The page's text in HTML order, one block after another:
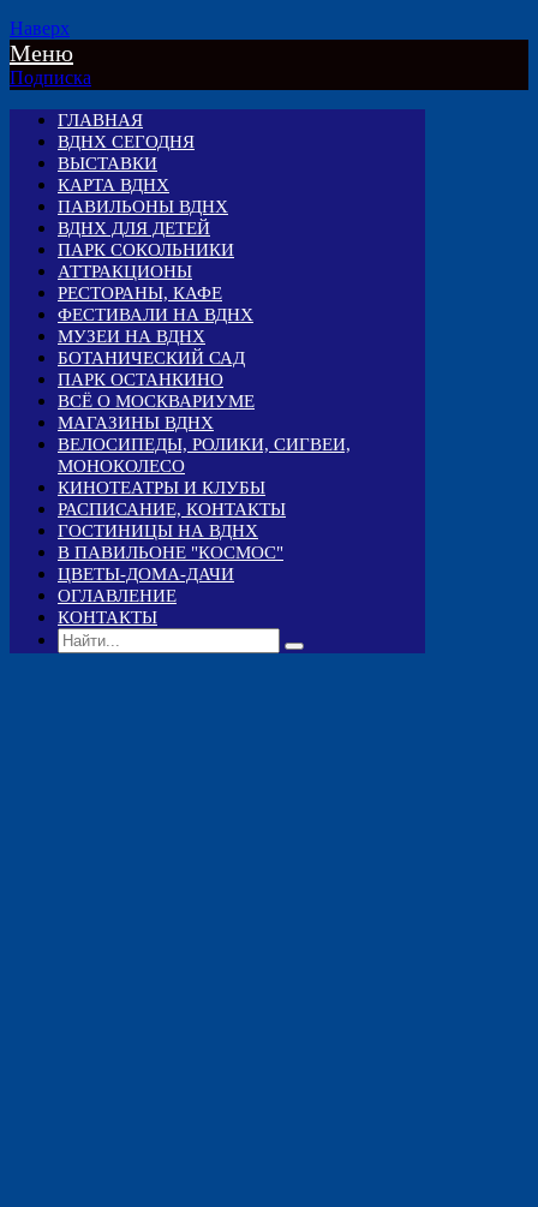
Наверх
Меню
Подписка
ГЛАВНАЯ
ВДНХ СЕГОДНЯ
ВЫСТАВКИ
КАРТА ВДНХ
ПАВИЛЬОНЫ ВДНХ
ВДНХ ДЛЯ ДЕТЕЙ
ПАРК СОКОЛЬНИКИ
АТТРАКЦИОНЫ
РЕСТОРАНЫ, КАФЕ
ФЕСТИВАЛИ НА ВДНХ
МУЗЕИ НА ВДНХ
БОТАНИЧЕСКИЙ САД
ПАРК ОСТАНКИНО
ВСЁ О МОСКВАРИУМЕ
МАГАЗИНЫ ВДНХ
ВЕЛОСИПЕДЫ, РОЛИКИ, СИГВЕИ,
МОНОКОЛЕСО
КИНОТЕАТРЫ И КЛУБЫ
РАСПИСАНИЕ, КОНТАКТЫ
ГОСТИНИЦЫ НА ВДНХ
В ПАВИЛЬОНЕ "КОСМОС"
ЦВЕТЫ-ДОМА-ДАЧИ
ОГЛАВЛЕНИЕ
КОНТАКТЫ